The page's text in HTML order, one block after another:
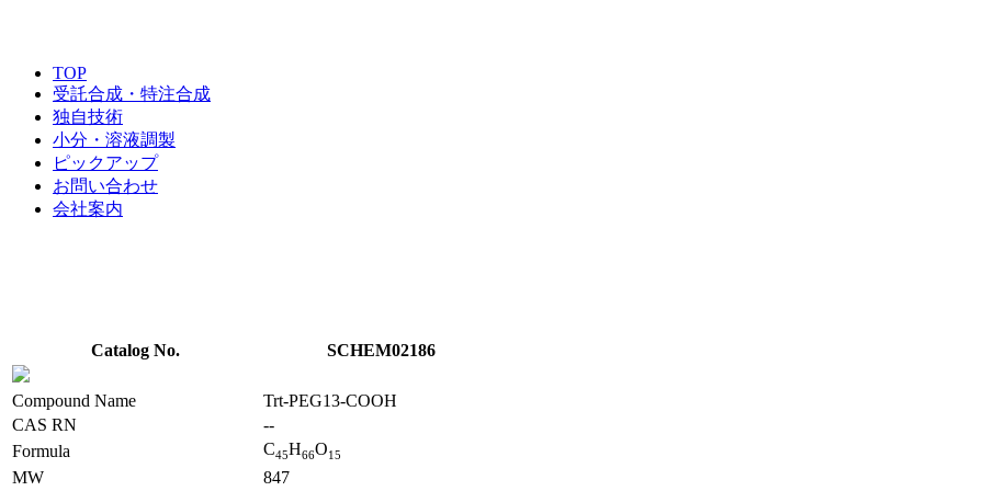
TOP
受託合成・特注合成
独自技術
小分・溶液調製
ピックアップ
お問い合わせ
会社案内
Catalog No. SCHEM02186
Compound Name
Trt-PEG13-COOH
CAS RN
--
Formula
C45H66O15
MW
847